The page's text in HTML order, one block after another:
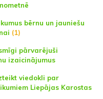
bērnu un jauniešu
(1)
pārvarējuši
izaicinājumus
viedokli par
Liepājas Karostas